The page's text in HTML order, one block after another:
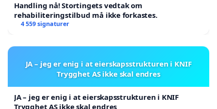
Handling nå! Stortingets vedtak om
rehabiliteringstilbud må ikke forkastes.
4 559 signaturer
JA – jeg er enig i at eierskapsstrukturen i KNIF
Trygghet AS ikke skal endres
JA – jeg er enig i at eierskapsstrukturen i KNIF
Trygghet AS ikke skal endres